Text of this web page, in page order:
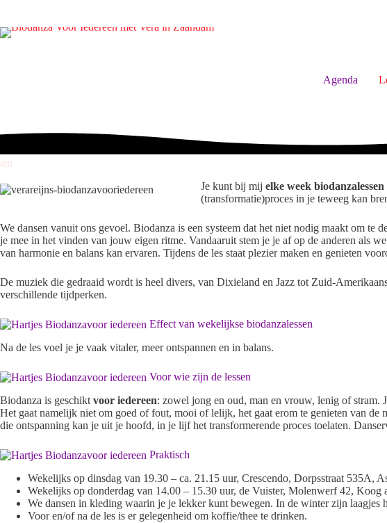
de
Agenda
Je kunt bij mij elke week biodanzalessen
(transformatie)proces in je teweeg kan
We dansen vanuit ons gevoel. Biodanza is een systeem dat het niet nodig maakt om te
je mee in het vinden van jouw eigen ritme. Vandaaruit stem je je af op de anderen als
van harmonie en balans kan ervaren. Tijdens de les staat plezier maken en genieten
De muziek die gedraaid wordt is heel divers, van Dixieland en Jazz tot Zuid-
verschillende tijdperken.
Effect van wekelijkse biodanzalessen
Na de les voel je je vaak vitaler, meer ontspannen en in balans.
Voor wie zijn de lessen
Biodanza is geschikt voor iedereen: zowel jong en oud, man en vrouw, lenig of stram.
Het gaat namelijk niet om goed of fout, mooi of lelijk, het gaat erom te genieten van
die ontspanning kan je uit je hoofd, in je lijf het transformerende proces toelaten.
Praktisch
Wekelijks op dinsdag van 19.30 – ca. 21.15 uur, Crescendo, Dorpsstraat 535A,
Wekelijks op donderdag van 14.00 – 15.30 uur, de Vuister, Molenwerf 42, Koog
We dansen in kleding waarin je je lekker kunt bewegen. In de winter zijn laagjes
Voor en/of na de les is er gelegenheid om koffie/thee te drinken.